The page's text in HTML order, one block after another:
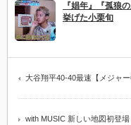
『娼年』『孤狼
挙げた小栗旬
大谷翔平40-40最速【メジャ
with MUSIC 新しい地図初登